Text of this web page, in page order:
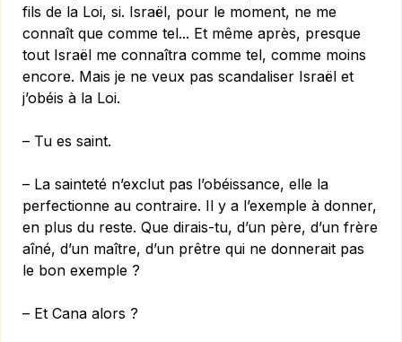
fils de la Loi, si. Israël, pour le moment, ne me
connaît que comme tel... Et même après, presque
tout Israël me connaîtra comme tel, comme moins
encore. Mais je ne veux pas scandaliser Israël et
j’obéis à la Loi.
– Tu es saint.
– La sainteté n’exclut pas l’obéissance, elle la
perfectionne au contraire. Il y a l’exemple à donner,
en plus du reste. Que dirais-tu, d’un père, d’un frère
aîné, d’un maître, d’un prêtre qui ne donnerait pas
le bon exemple ?
– Et Cana alors ?